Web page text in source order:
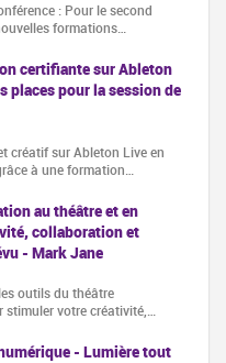
: Pour le second
formations…
certifiante sur Ableton
places pour la session de
créatif sur Ableton Live en
à une formation…
au théâtre et en
collaboration et
- Mark Jane
outils du théâtre
votre créativité,…
- Lumière tout